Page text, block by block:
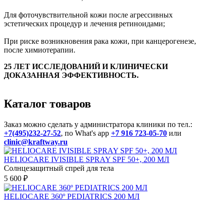
Для фоточувствительной кожи после агрессивных
эстетических процедур и лечения ретиноидами;
При риске возникновения рака кожи, при канцерогенезе,
после химиотерапии.
25 ЛЕТ ИССЛЕДОВАНИЙ И КЛИНИЧЕСКИ
ДОКАЗАННАЯ ЭФФЕКТИВНОСТЬ.
Каталог товаров
Заказ можно сделать у администратора клиники по тел.:
+7(495)232-27-52, по What's app +7 916 723-05-70 или
clinic@kraftway.ru
HELIOCARE IVISIBLE SPRAY SPF 50+, 200 МЛ
Солнцезащитный спрей для тела
5 600 ₽
HELIOCARE 360º PEDIATRICS 200 МЛ